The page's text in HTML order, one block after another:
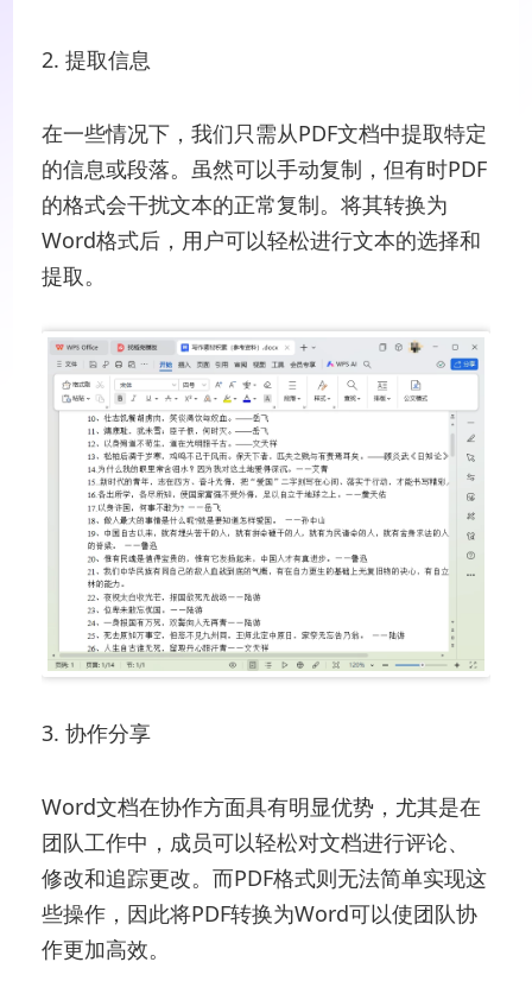
2. 提取信息
在一些情况下，我们只需从PDF文档中提取特定
的信息或段落。虽然可以手动复制，但有时PDF
的格式会干扰文本的正常复制。将其转换为
Word格式后，用户可以轻松进行文本的选择和
提取。
3. 协作分享
Word文档在协作方面具有明显优势，尤其是在
团队工作中，成员可以轻松对文档进行评论、
修改和追踪更改。而PDF格式则无法简单实现这
些操作，因此将PDF转换为Word可以使团队协
作更加高效。